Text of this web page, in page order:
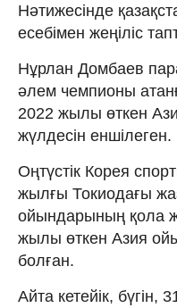
Нәтижесінде
есебімен жеңіліс
Нұрлан Домбаев
әлем чемпионы
2022 жылы өткен
жүлдесін еншілеген.
Оңтүстік Корея
жылғы Токиодағы
ойындарының қола
жылы өткен Азия
болған.
Айта кетейік, бүгін,